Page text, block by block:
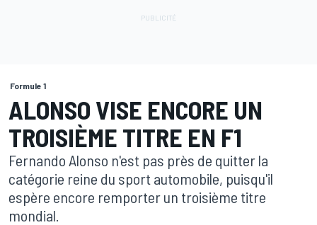
Formule 1
ALONSO VISE ENCORE UN
TROISIÈME TITRE EN F1
Fernando Alonso n'est pas près de quitter la
catégorie reine du sport automobile, puisqu'il
espère encore remporter un troisième titre
mondial.